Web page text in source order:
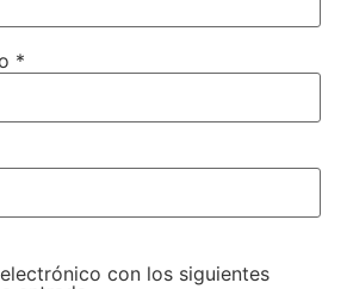
*
con los siguientes